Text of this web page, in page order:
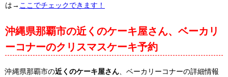
は→ ここでチェックできます！
沖縄県那覇市の近くのケーキ屋さん、ベーカリ
ーコナーのクリスマスケーキ予約
沖縄県那覇市の近くのケーキ屋さん 、ベーカリーコナーの詳細情報